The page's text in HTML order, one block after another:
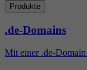
Produkte
.de-Domains
Mit einer .de-